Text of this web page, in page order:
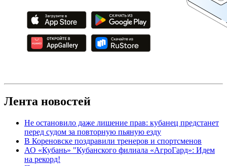
Лента новостей
Не остановило даже лишение прав: кубанец предстанет
перед судом за повторную пьяную езду
В Кореновске поздравили тренеров и спортсменов
АО «Кубань» "Кубанского филиала «АгроГард»: Идем
на рекорд!